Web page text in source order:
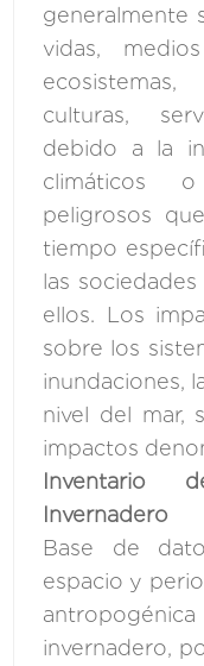
generalmente
vidas,
culturas,
debido a la
climáticos
peligrosos
tiempo
las
ellos. Los
sobre los
inundaciones,
nivel del mar,
impactos
Inventario
Invernadero
Base de
espacio y
invernadero,